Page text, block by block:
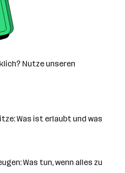
Nutze unseren
Was ist erlaubt und was
Was tun, wenn alles zu